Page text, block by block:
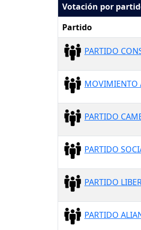
Votación por
Partido
PARTIDO
MOVIMIENTO
PARTIDO
PARTIDO
PARTIDO
PARTIDO